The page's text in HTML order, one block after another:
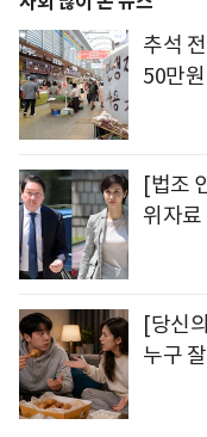
추석
50만
[법조
위자
[당신
누구